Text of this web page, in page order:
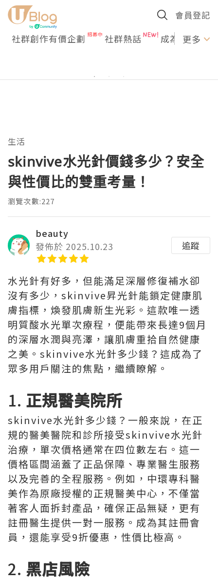
會員登記
社群創作有價企劃 社群熱話 成為U更多
生活
skinvive水光針價錢多少？安全
與性價比的雙重考量！
瀏覽次數:227
beauty
發佈於 2025.10.23
追蹤
水光針有好多，但能滿足深層修復補水卻
沒有多少，skinvive昇光針能鎖定健康肌
膚指標，煥發肌膚新生光彩。這款唯一透
明質酸水光單次療程，便能帶來長達9個月
的深層水潤與亮澤，讓肌膚重拾自然健康
之美。skinvive水光針多少錢？這成為了
眾多用戶關注的焦點，繼續瞭解。
1. 正規醫美院所
skinvive水光針多少錢？一般來說，在正
規的醫美醫院和診所接受skinvive水光針
治療，單次價格通常在四位數左右。這一
價格區間涵蓋了正品保障、專業醫生服務
以及完善的全程服務。例如，中環專科醫
美作為原廠授權的正規醫美中心，不僅當
著客人面拆封產品，確保正品無疑，更有
註冊醫生提供一對一服務。成為其註冊會
員，還能享受9折優惠，性價比極高。
2. 黑店風險